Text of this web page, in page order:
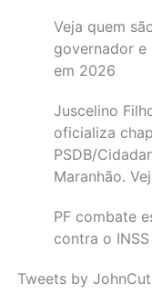
Veja quem
governador e
em 2026
Juscelino
oficializa
PSDB/
Maranhão.
PF combate
contra o
Tweets by